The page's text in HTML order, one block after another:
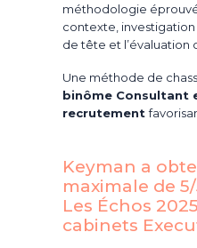
méthodologie
contexte, investigation
de tête et l’évaluation
Une méthode de
binôme Consultant
recrutement
Keyman a
maximale de
Les Échos
cabinets